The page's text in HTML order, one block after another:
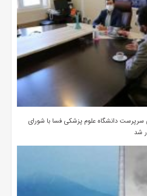
دانشگاه علوم پزشکی فسا با شورای
شد